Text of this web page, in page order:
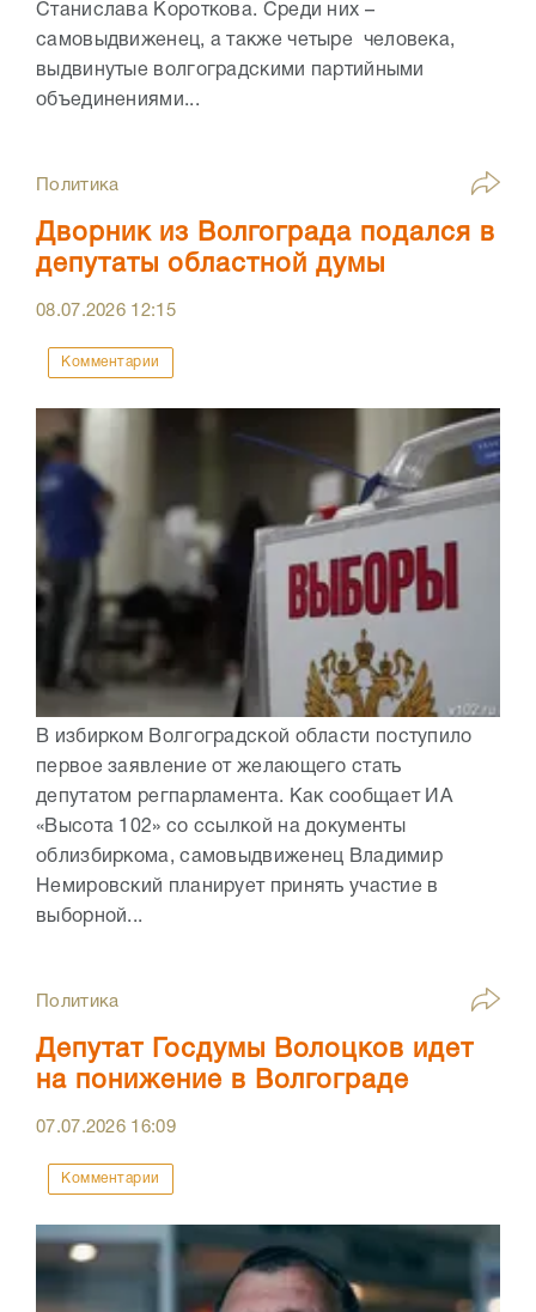
Станислава Короткова. Среди них –
самовыдвиженец, а также четыре человека,
выдвинутые волгоградскими партийными
объединениями...
Политика
Дворник из Волгограда подался в
депутаты областной думы
08.07.2026 12:15
Комментарии
В избирком Волгоградской области поступило
первое заявление от желающего стать
депутатом регпарламента. Как сообщает ИА
«Высота 102» со ссылкой на документы
облизбиркома, самовыдвиженец Владимир
Немировский планирует принять участие в
выборной...
Политика
Депутат Госдумы Волоцков идет
на понижение в Волгограде
07.07.2026 16:09
Комментарии